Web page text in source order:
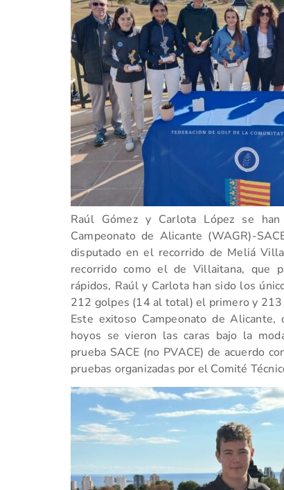
Raúl Gómez y Carlota López se
Campeonato de Alicante (WAGR)-
disputado en el recorrido de Meliá
recorrido como el de Villaitana, que
rápidos, Raúl y Carlota han sido los
212 golpes (14 al total) el primero y
Este exitoso Campeonato de
hoyos se vieron las caras bajo la
prueba SACE (no PVACE) de acuerdo
pruebas organizadas por el Comité